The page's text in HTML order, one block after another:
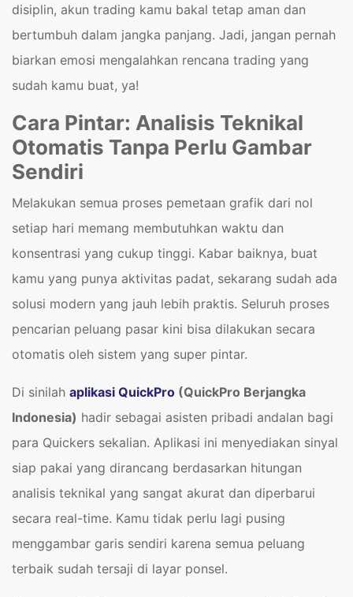
disiplin, akun trading kamu bakal tetap aman dan
bertumbuh dalam jangka panjang. Jadi, jangan pernah
biarkan emosi mengalahkan rencana trading yang
sudah kamu buat, ya!
Cara Pintar: Analisis Teknikal
Otomatis Tanpa Perlu Gambar
Sendiri
Melakukan semua proses pemetaan grafik dari nol
setiap hari memang membutuhkan waktu dan
konsentrasi yang cukup tinggi. Kabar baiknya, buat
kamu yang punya aktivitas padat, sekarang sudah ada
solusi modern yang jauh lebih praktis. Seluruh proses
pencarian peluang pasar kini bisa dilakukan secara
otomatis oleh sistem yang super pintar.
Di sinilah aplikasi QuickPro (QuickPro Berjangka
Indonesia) hadir sebagai asisten pribadi andalan bagi
para Quickers sekalian. Aplikasi ini menyediakan sinyal
siap pakai yang dirancang berdasarkan hitungan
analisis teknikal yang sangat akurat dan diperbarui
secara real-time. Kamu tidak perlu lagi pusing
menggambar garis sendiri karena semua peluang
terbaik sudah tersaji di layar ponsel.